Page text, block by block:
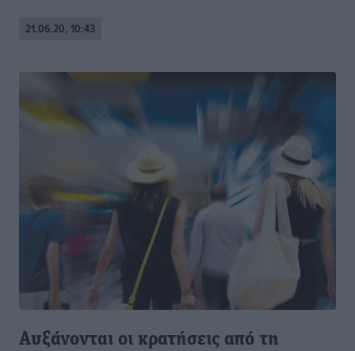
21.06.20, 10:43
Αυξάνονται οι κρατήσεις από τη